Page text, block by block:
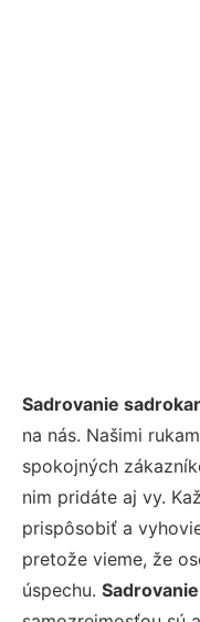
Sadrovanie
na nás. Našimi
spokojných
nim pridáte aj vy.
prispôsobiť a
pretože vieme, že
úspechu.